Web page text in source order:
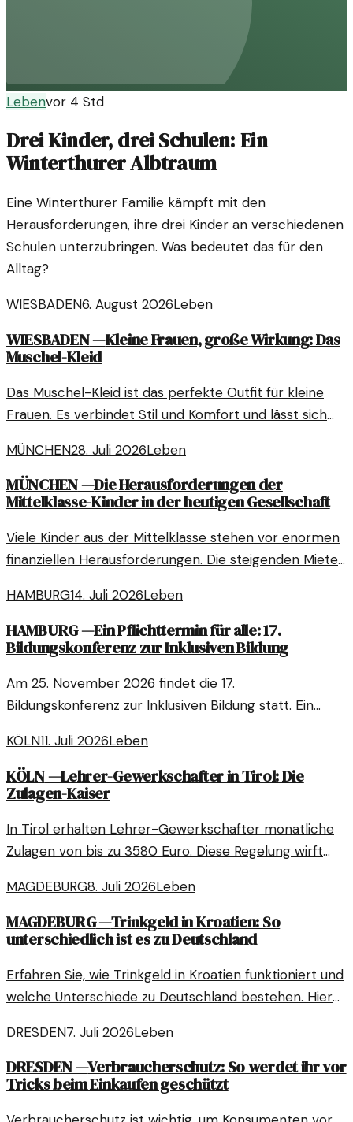
Lebenvor 4 Std
Drei Kinder, drei Schulen: Ein
Winterthurer Albtraum
Eine Winterthurer Familie kämpft mit den
Herausforderungen, ihre drei Kinder an verschiedenen
Schulen unterzubringen. Was bedeutet das für den
Alltag?
WIESBADEN6. August 2026Leben
WIESBADEN—Kleine Frauen, große Wirkung: Das
Muschel-Kleid
Das Muschel-Kleid ist das perfekte Outfit für kleine
Frauen. Es verbindet Stil und Komfort und lässt sich
MÜNCHEN28. Juli 2026Leben
MÜNCHEN—Die Herausforderungen der
Mittelklasse-Kinder in der heutigen Gesellschaft
Viele Kinder aus der Mittelklasse stehen vor enormen
finanziellen Herausforderungen. Die steigenden Mieten
HAMBURG14. Juli 2026Leben
HAMBURG—Ein Pflichttermin für alle: 17.
Bildungskonferenz zur Inklusiven Bildung
Am 25. November 2026 findet die 17.
Bildungskonferenz zur Inklusiven Bildung statt. Ein
KÖLN11. Juli 2026Leben
KÖLN—Lehrer-Gewerkschafter in Tirol: Die
Zulagen-Kaiser
In Tirol erhalten Lehrer-Gewerkschafter monatliche
Zulagen von bis zu 3580 Euro. Diese Regelung wirft
Bildungssystems auf.
MAGDEBURG8. Juli 2026Leben
MAGDEBURG—Trinkgeld in Kroatien: So
unterschiedlich ist es zu Deutschland
Erfahren Sie, wie Trinkgeld in Kroatien funktioniert und
welche Unterschiede zu Deutschland bestehen. Hier
DRESDEN7. Juli 2026Leben
DRESDEN—Verbraucherschutz: So werdet ihr vor
Tricks beim Einkaufen geschützt